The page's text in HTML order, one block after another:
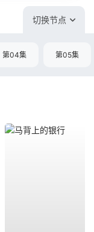
切换节点
第04集 第05集